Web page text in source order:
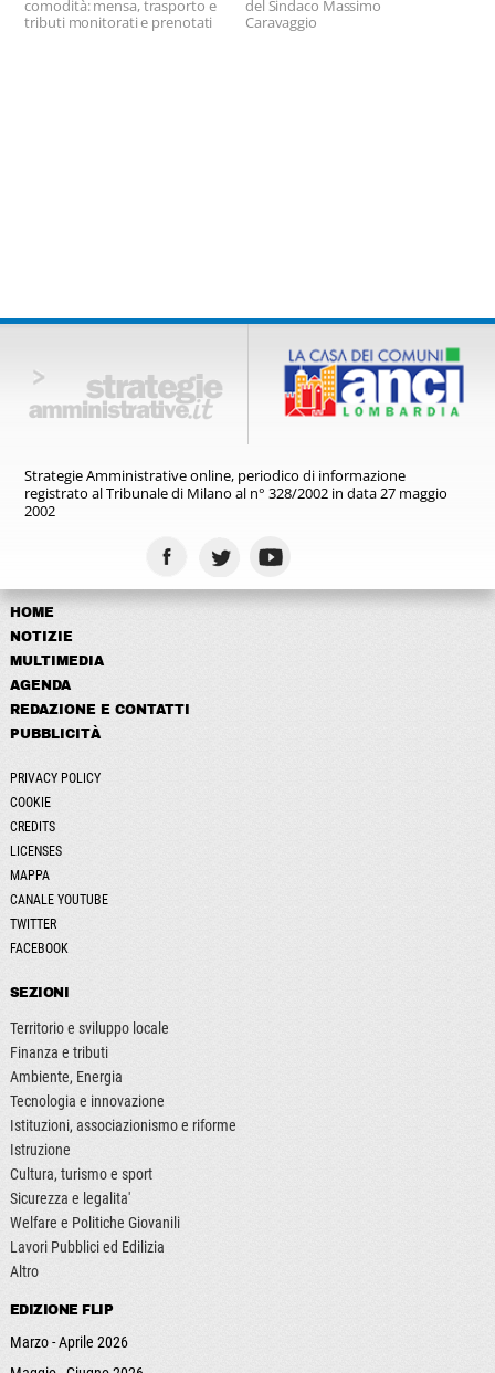
comodità: mensa, trasporto e
tributi monitorati e prenotati
del Sindaco Massimo
Caravaggio
Strategie Amministrative online, periodico di informazione
registratoal Tribunale di Milano al n° 328/2002 in data 27 maggio
2002
HOME
NOTIZIE
MULTIMEDIA
AGENDA
REDAZIONE E CONTATTI
PUBBLICITÀ
PRIVACY POLICY
COOKIE
CREDITS
LICENSES
MAPPA
CANALE YOUTUBE
TWITTER
FACEBOOK
SEZIONI
Territorio e sviluppo locale
Finanza e tributi
Ambiente, Energia
Tecnologia e innovazione
Istituzioni, associazionismo e riforme
Istruzione
Cultura, turismo e sport
Sicurezza e legalita'
Welfare e Politiche Giovanili
Lavori Pubblici ed Edilizia
Altro
EDIZIONE FLIP
Marzo - Aprile 2026